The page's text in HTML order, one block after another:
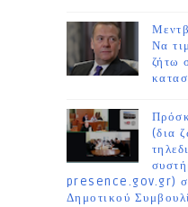
Να
ζήτω
(δια
presence.gov.gr)
Δημοτικού